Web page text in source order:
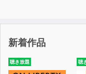
今私たちが暮らして
教や新宗教の歴史を
新着作品
聴き放題 聴